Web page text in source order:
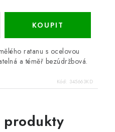
ratanu s ocelovou
a téměř bezúdržbová.
Kód: 345663KD
produkty